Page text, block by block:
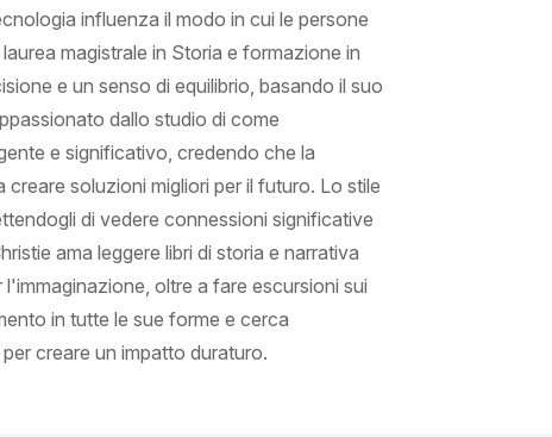
influenza il modo in cui le persone
magistrale in Storia e formazione in
e un senso di equilibrio, basando il suo
dallo studio di come
e significativo, credendo che la
soluzioni migliori per il futuro. Lo stile
di vedere connessioni significative
ama leggere libri di storia e narrativa
oltre a fare escursioni sui
in tutte le sue forme e cerca
creare un impatto duraturo.